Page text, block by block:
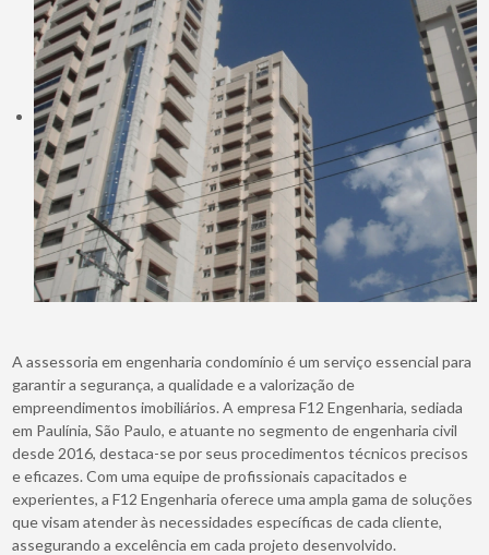
A assessoria em engenharia condomínio é um serviço essencial para
garantir a segurança, a qualidade e a valorização de
empreendimentos imobiliários. A empresa F12 Engenharia, sediada
em Paulínia, São Paulo, e atuante no segmento de engenharia civil
desde 2016, destaca-se por seus procedimentos técnicos precisos
e eficazes. Com uma equipe de profissionais capacitados e
experientes, a F12 Engenharia oferece uma ampla gama de soluções
que visam atender às necessidades específicas de cada cliente,
assegurando a excelência em cada projeto desenvolvido.